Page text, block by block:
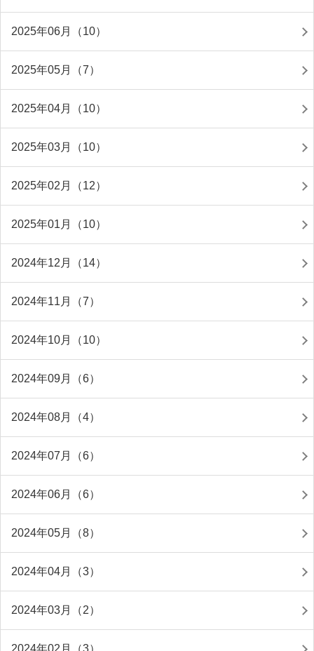
2025年06月（10）
2025年05月（7）
2025年04月（10）
2025年03月（10）
2025年02月（12）
2025年01月（10）
2024年12月（14）
2024年11月（7）
2024年10月（10）
2024年09月（6）
2024年08月（4）
2024年07月（6）
2024年06月（6）
2024年05月（8）
2024年04月（3）
2024年03月（2）